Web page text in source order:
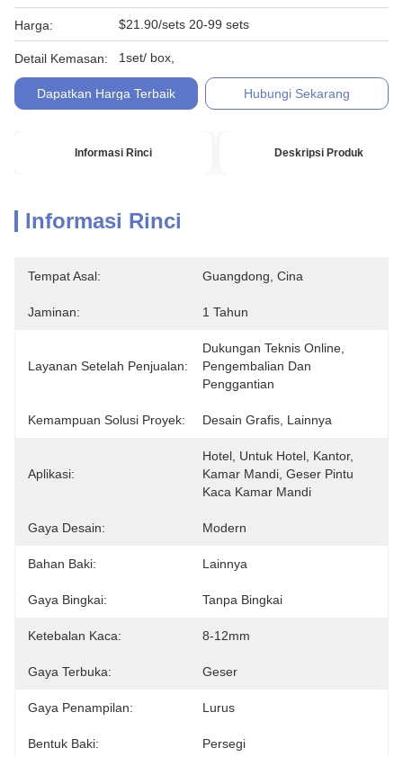
Harga: $21.90/sets 20-99 sets
Detail Kemasan: 1set/ box,
Dapatkan Harga Terbaik Hubungi Sekarang
Informasi Rinci Deskripsi Produk
Informasi Rinci
Tempat Asal: Guangdong, Cina
Jaminan: 1 Tahun
Layanan Setelah Penjualan:
Dukungan Teknis Online,
Pengembalian Dan
Penggantian
Kemampuan Solusi Proyek: Desain Grafis, Lainnya
Aplikasi:
Hotel, Untuk Hotel, Kantor,
Kamar Mandi, Geser Pintu
Kaca Kamar Mandi
Gaya Desain: Modern
Bahan Baki: Lainnya
Gaya Bingkai: Tanpa Bingkai
Ketebalan Kaca: 8-12mm
Gaya Terbuka: Geser
Gaya Penampilan: Lurus
Bentuk Baki: Persegi